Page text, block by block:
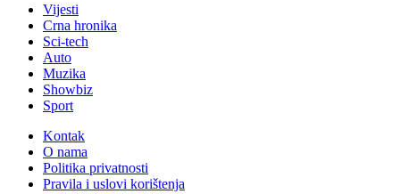
Vijesti
Crna hronika
Sci-tech
Auto
Muzika
Showbiz
Sport
Kontak
O nama
Politika privatnosti
Pravila i uslovi korištenja